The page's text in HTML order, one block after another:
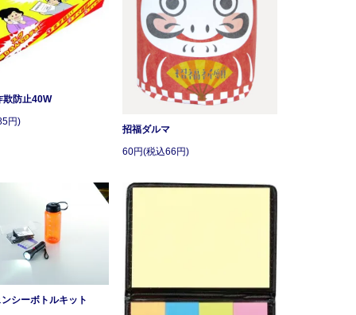
欺防止40W
円)
招福ダルマ
60円(税込66円)
シーボトルキット